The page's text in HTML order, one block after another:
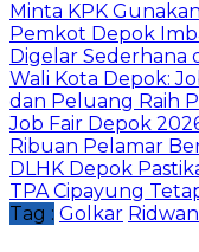
Minta KPK
Pemkot Depok
Digelar Sederhana
Wali Kota Depok:
dan Peluang Raih
Job Fair Depok
Ribuan Pelamar
DLHK Depok
TPA Cipayung
Tag : Golkar